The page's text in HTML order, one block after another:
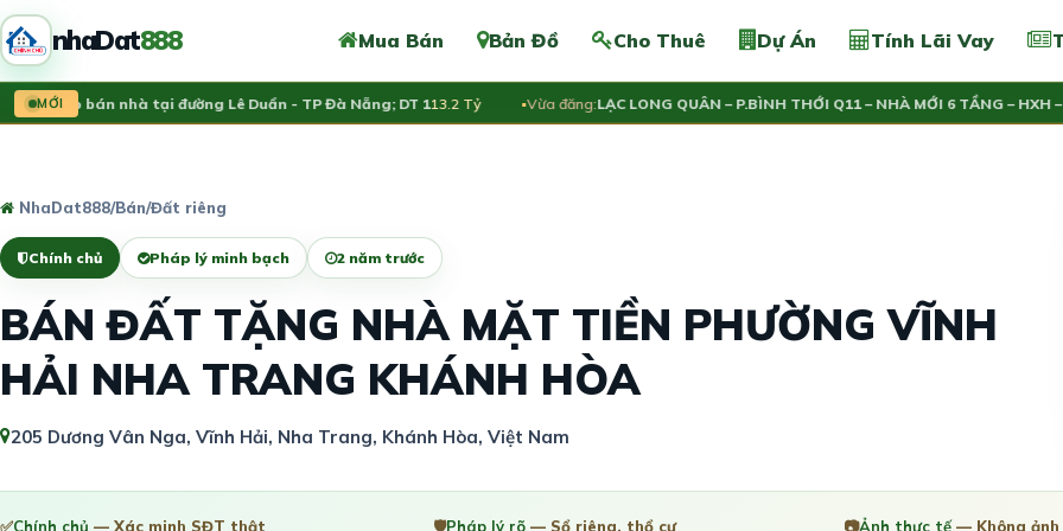
nhaDat888 Mua Bán Bản Đồ Cho Thuê Dự Án Tính Lãi Vay
MỚI
rao bán nhà tại đường Lê Duẩn - TP Đà Nẵng; DT 1 13.2 Tỷ Vừa đăng:LẠC LONG QUÂN – P.BÌNH THỚI Q11 – NHÀ MỚI 6 TẦNG – HXH – C
NhaDat888/Bán/Đất riêng
Chính chủ Pháp lý minh bạch 2 năm trước
BÁN ĐẤT TẶNG NHÀ MẶT TIỀN PHƯỜNG VĨNH
HẢI NHA TRANG KHÁNH HÒA
205 Dương Vân Nga, Vĩnh Hải, Nha Trang, Khánh Hòa, Việt Nam
✅Chính chủ — Xác minh SĐT thật 🛡️Pháp lý rõ — Sổ riêng, thổ cư 📷Ảnh thực tế— Không ảnh